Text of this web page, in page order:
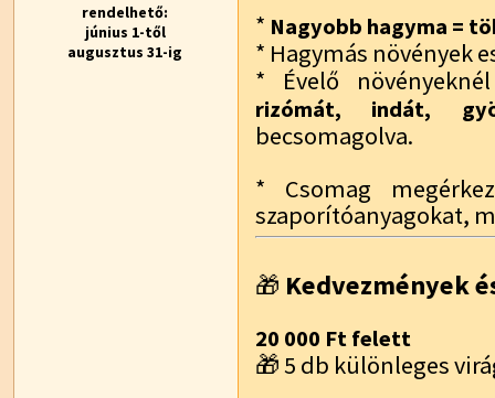
rendelhető:
június 1-től
augusztus 31-ig
* Nagyobb hagyma =
* Hagymás növények
* Évelő
rizómát, indát,
becsomagolva.
* Csomag
szaporítóanyagokat,
🎁 Kedvezmények
20 000 Ft felett
🎁 5 db különleges